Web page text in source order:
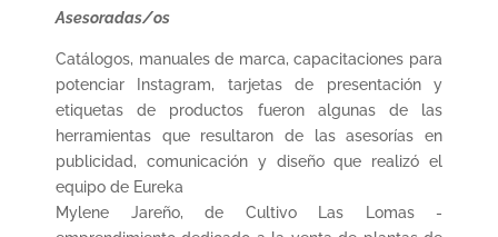
Asesoradas/os
Catálogos, manuales de marca, capacitaciones para
potenciar Instagram, tarjetas de presentación y
etiquetas de productos fueron algunas de las
herramientas que resultaron de las asesorías en
publicidad, comunicación y diseño que realizó el
equipo de Eureka
Mylene Jareño, de Cultivo Las Lomas -